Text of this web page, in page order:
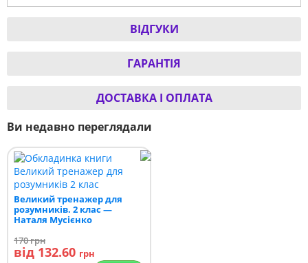
ВІДГУКИ
ГАРАНТІЯ
ДОСТАВКА І ОПЛАТА
Ви недавно переглядали
Великий тренажер для
розумників. 2 клас —
Наталя Мусієнко
170грн
від 132.60 грн